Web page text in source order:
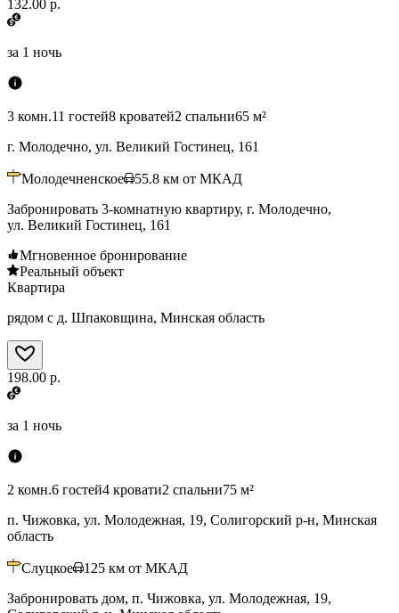
132.00 р.
за 1 ночь
3 комн.11 гостей8 кроватей2 спальни65 м²
г. Молодечно, ул. Великий Гостинец, 161
Молодечненское 55.8 км от МКАД
Забронировать 3-комнатную квартиру, г. Молодечно,
ул. Великий Гостинец, 161
Мгновенное бронирование
Реальный объект
Квартира
рядом с д. Шпаковщина, Минская область
198.00 р.
за 1 ночь
2 комн.6 гостей4 кровати2 спальни75 м²
п. Чижовка, ул. Молодежная, 19, Солигорский р-н, Минская
область
Слуцкое 125 км от МКАД
Забронировать дом, п. Чижовка, ул. Молодежная, 19,